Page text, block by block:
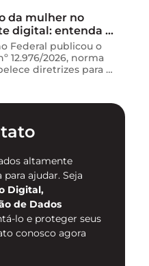
e-mails, geram
O problema não está
Está …
da mulher no
digital: entenda o
nº 12.976/2026
Federal publicou o
12.976/2026, norma
diretrizes para a
da violência
altamente
ajudar. Seja
Digital,
de Dados
lo e proteger seus
conosco agora